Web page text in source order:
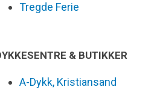
Tregde Ferie
& BUTIKKER
A-Dykk, Kristiansand